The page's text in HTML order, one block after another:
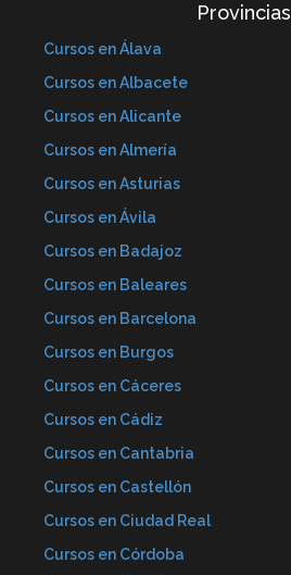
Provincias
Cursos en Álava
Cursos en Albacete
Cursos en Alicante
Cursos en Almería
Cursos en Asturias
Cursos en Ávila
Cursos en Badajoz
Cursos en Baleares
Cursos en Barcelona
Cursos en Burgos
Cursos en Cáceres
Cursos en Cádiz
Cursos en Cantabria
Cursos en Castellón
Cursos en Ciudad Real
Cursos en Córdoba